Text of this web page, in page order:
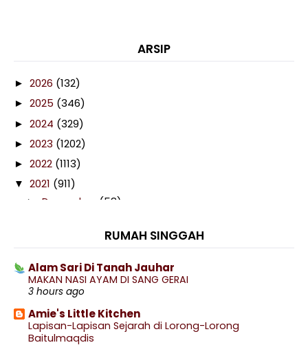
ARSIP
► 2026 (132)
► 2025 (346)
► 2024 (329)
► 2023 (1202)
► 2022 (1113)
▼ 2021 (911)
► December (58)
(97)
► September(88)
►August(72)
(76)
Serbuk Asamboi Homemade Lagi Sedap
Ayam Goreng Kunyit Berlado Pedas Berapi
RUMAH SINGGAH
Alam Sari Di Tanah Jauhar
MAKAN NASI AYAM DI SANG GERAI
3 hours ago
Amie's Little Kitchen
Lapisan-Lapisan Sejarah di Lorong-Lorong
Baitulmaqdis